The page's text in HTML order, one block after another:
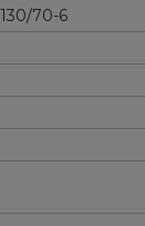
70-6